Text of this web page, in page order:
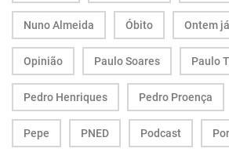
Nuno Almeida Óbito Ontem
Opinião Paulo Soares Paulo
Pedro Henriques Pedro Proença
Pepe PNED Podcast